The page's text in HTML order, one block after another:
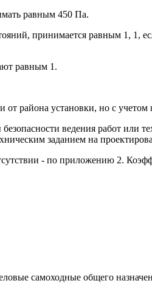
равным 450 Па.
принимается равным 1, 1,
равным 1.
района установки, но с
ведения работ или
заданием на
- по приложению 2.
самоходные общего